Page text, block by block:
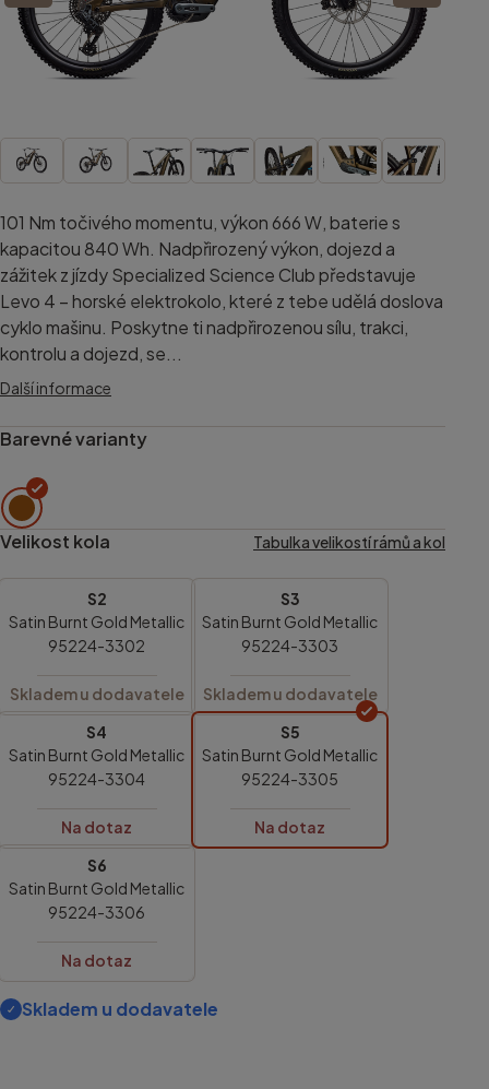
101 Nm točivého momentu, výkon 666 W, baterie s
kapacitou 840 Wh. Nadpřirozený výkon, dojezd a
zážitek z jízdy Specialized Science Club představuje
Levo 4 – horské elektrokolo, které z tebe udělá doslova
cyklo mašinu. Poskytne ti nadpřirozenou sílu, trakci,
kontrolu a dojezd, se...
Další informace
Barevné varianty
Velikost kola Tabulka velikostí rámů a kol
S2
Satin Burnt Gold Metallic
95224-3302
Skladem u dodavatele
S3
Satin Burnt Gold Metallic
95224-3303
Skladem u dodavatele
S4
Satin Burnt Gold Metallic
95224-3304
Na dotaz
S5
Satin Burnt Gold Metallic
95224-3305
Na dotaz
S6
Satin Burnt Gold Metallic
95224-3306
Na dotaz
Skladem u dodavatele